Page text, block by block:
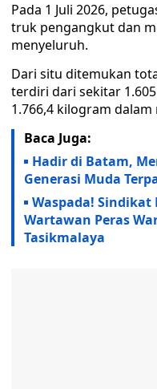
Pada 1 Juli 2026,
truk pengangkut dan
menyeluruh.
Dari situ ditemukan
terdiri dari sekitar
1.766,4 kilogram
Baca Juga:
Hadir di Batam,
Generasi Muda
Waspada! Sindikat
Wartawan Peras
Tasikmalaya